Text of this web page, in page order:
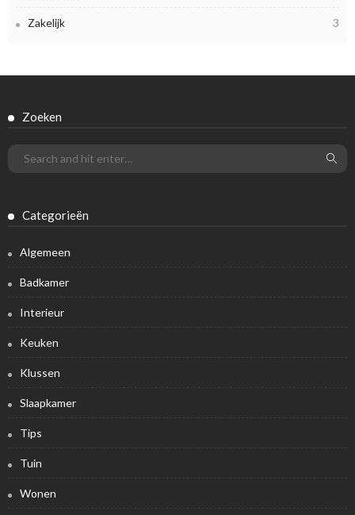
Zakelijk 3
Zoeken
Categorieën
Algemeen
Badkamer
Interieur
Keuken
Klussen
Slaapkamer
Tips
Tuin
Wonen